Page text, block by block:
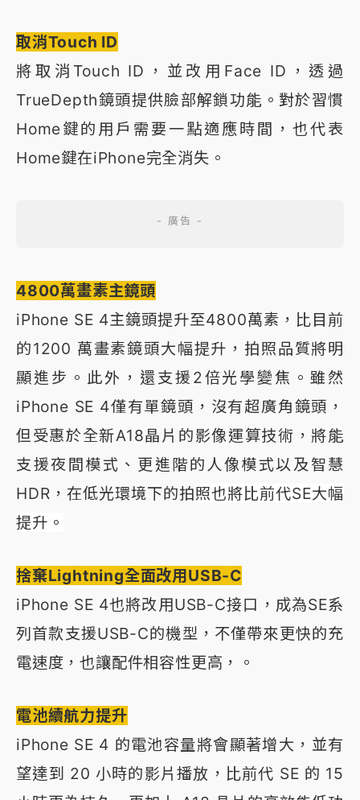
取消Touch ID
將取消Touch ID，並改用Face ID，透過
TrueDepth鏡頭提供臉部解鎖功能。對於習慣
Home鍵的用戶需要一點適應時間，也代表
Home鍵在iPhone完全消失。
4800萬畫素主鏡頭
iPhone SE 4主鏡頭提升至4800萬素，比目前
的1200 萬畫素鏡頭大幅提升，拍照品質將明
顯進步。此外，還支援2倍光學變焦。雖然
iPhone SE 4僅有單鏡頭，沒有超廣角鏡頭，
但受惠於全新A18晶片的影像運算技術，將能
支援夜間模式、更進階的人像模式以及智慧
HDR，在低光環境下的拍照也將比前代SE大幅
提升。
捨棄Lightning全面改用USB-C
iPhone SE 4也將改用USB-C接口，成為SE系
列首款支援USB-C的機型，不僅帶來更快的充
電速度，也讓配件相容性更高，。
電池續航力提升
iPhone SE 4 的電池容量將會顯著增大，並有
望達到 20 小時的影片播放，比前代 SE 的 15